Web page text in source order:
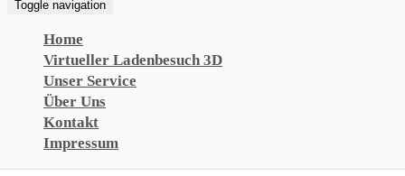
Toggle navigation
Home
Virtueller Ladenbesuch 3D
Unser Service
Über Uns
Kontakt
Impressum